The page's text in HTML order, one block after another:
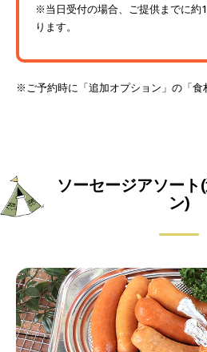
※当日受付の場合、ご提供までに約
ります。
※ご予約時に「追加オプション」の「食
ソーセージアソート
ン)